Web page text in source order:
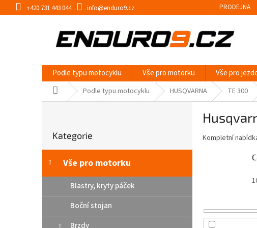
na
+420 731 443 044 info@enduro9.cz PRODEJNA
Podle typu motocyklu Vše pro motorku Vše pro
Domů Podle typu motocyklu HUSQVARNA TE 300
r
n
í
a
kategorie
Kategorie
Vše pro motorku
Blastry, kryty páček
Boční stojan
Brzdy
Kompletní